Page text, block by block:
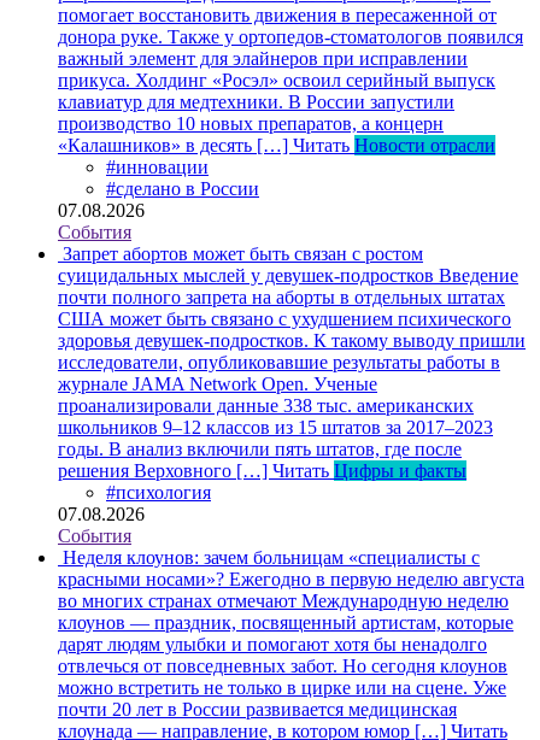
помогает восстановить движения в пересаженной от
донора руке. Также у ортопедов-стоматологов появился
важный элемент для элайнеров при исправлении
прикуса. Холдинг «Росэл» освоил серийный выпуск
клавиатур для медтехники. В России запустили
производство 10 новых препаратов, а концерн
«Калашников» в десять […] Читать Новости отрасли
#инновации
#сделано в России
07.08.2026
События
Запрет абортов может быть связан с ростом
суицидальных мыслей у девушек-подростков Введение
почти полного запрета на аборты в отдельных штатах
США может быть связано с ухудшением психического
здоровья девушек-подростков. К такому выводу пришли
исследователи, опубликовавшие результаты работы в
журнале JAMA Network Open. Ученые
проанализировали данные 338 тыс. американских
школьников 9–12 классов из 15 штатов за 2017–2023
годы. В анализ включили пять штатов, где после
решения Верховного […] Читать Цифры и факты
#психология
07.08.2026
События
Неделя клоунов: зачем больницам «специалисты с
красными носами»? Ежегодно в первую неделю августа
во многих странах отмечают Международную неделю
клоунов — праздник, посвященный артистам, которые
дарят людям улыбки и помогают хотя бы ненадолго
отвлечься от повседневных забот. Но сегодня клоунов
можно встретить не только в цирке или на сцене. Уже
почти 20 лет в России развивается медицинская
клоунада — направление, в котором юмор […] Читать